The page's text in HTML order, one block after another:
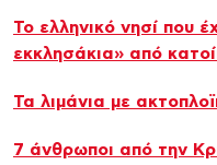
Το ελληνικό νησί που
εκκλησάκια» από
Τα λιμάνια με
7 άνθρωποι από την